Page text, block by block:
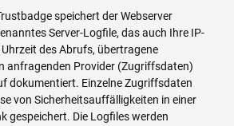
speichert der Webserver
Server-Logfile, das auch Ihre IP-
des Abrufs, übertragene
anfragenden Provider (Zugriffsdaten)
dokumentiert. Einzelne Zugriffsdaten
von Sicherheitsauffälligkeiten in einer
gespeichert. Die Logfiles werden